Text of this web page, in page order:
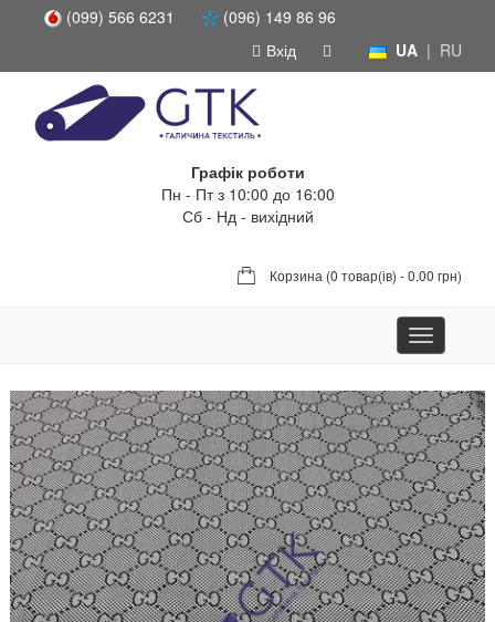
(099) 566 6231
(096) 149 86 96
UA | RU
Вхід
Графік роботи
Пн - Пт з 10:00 до 16:00
Сб - Нд - вихідний
Корзина (0 товар(ів) - 0.00 грн)
Toggle
navigation